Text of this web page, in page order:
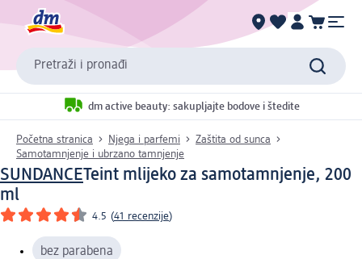
Pretraži i pronađi
dm active beauty: sakupljajte bodove i štedite
Početna stranica Njega i parfemi
Zaštita od sunca
Samotamnjenje i ubrzano tamnjenje
SUNDANCETeint mlijeko za samotamnjenje, 200
ml
4.5 (41 recenzije)
bez parabena